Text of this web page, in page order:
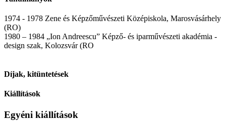
1974 - 1978 Zene és Képzőművészeti Középiskola, Marosvásárhely
(RO)
1980 – 1984 „Ion Andreescu” Képző- és iparművészeti akadémia -
design szak, Kolozsvár (RO
Díjak, kitüntetések
Kiállítások
Egyéni kiállítások